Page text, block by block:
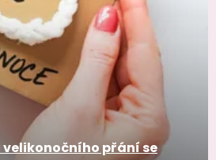
velikonočního přání se